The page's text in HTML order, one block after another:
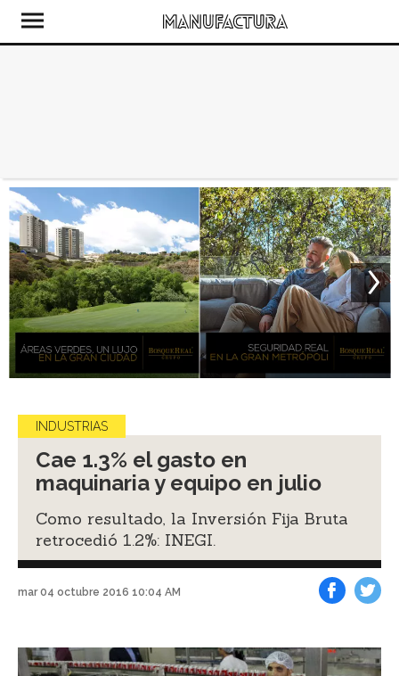
INDUSTRIAS
Cae 1.3% el gasto en
maquinaria y equipo en julio
Como resultado, la Inversión Fija Bruta
retrocedió 1.2%: INEGI.
mar 04 octubre 2016 10:04 AM